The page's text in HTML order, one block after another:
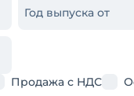
Год выпуска от
Продажа с НДС